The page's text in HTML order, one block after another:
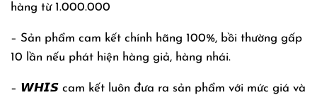
hàng từ 1.000.000
– Sản phẩm cam kết chính hãng 100%, bồi thường gấp
10 lần nếu phát hiện hàng giả, hàng nhái.
– 𝙒𝙃𝙄𝙎 cam kết luôn đưa ra sản phẩm với mức giá và